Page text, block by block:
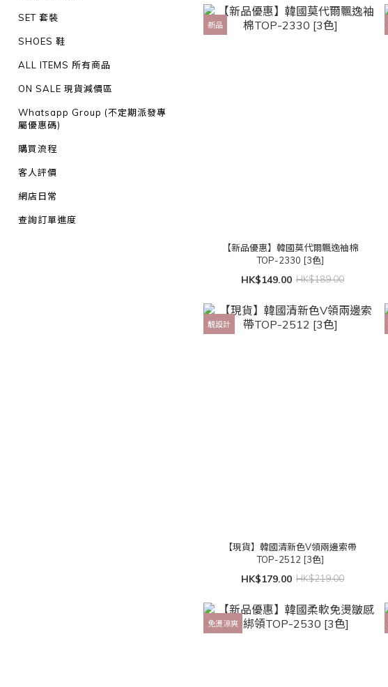
SET 套裝
SHOES 鞋
ALL ITEMS 所有商品
ON SALE 現貨減價區
Whatsapp Group (不定期派發專
屬優惠碼)
購買流程
客人評價
網店日常
查詢訂單進度
新品
【新品優惠】韓國莫代爾飄逸袖棉
TOP-2330 [3色]
HK$149.00 HK$189.00
靚設計
【現貨】韓國清新色V領兩邊索帶
TOP-2512 [3色]
HK$179.00 HK$219.00
免燙涼爽